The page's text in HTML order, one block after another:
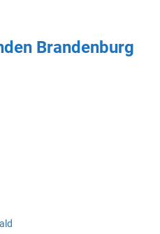
Brandenburg